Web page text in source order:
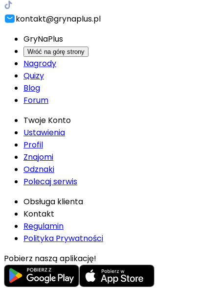
kontakt@grynaplus.pl
GryNaPlus
Wróć na górę strony
Nagrody
Quizy
Blog
Forum
Twoje Konto
Ustawienia
Profil
Znajomi
Odznaki
Polecaj serwis
Obsługa klienta
Kontakt
Regulamin
Polityka Prywatności
Pobierz naszą aplikację!